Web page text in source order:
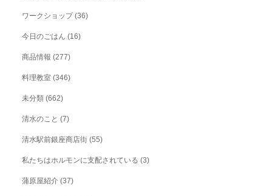
ワークショップ(36)
今日のごはん (16)
商品情報 (277)
料理教室 (346)
未分類 (662)
清水のこと (7)
清水駅前銀座商店街 (55)
私たちはホルモンに支配されている (3)
蒲原屋紹介 (37)